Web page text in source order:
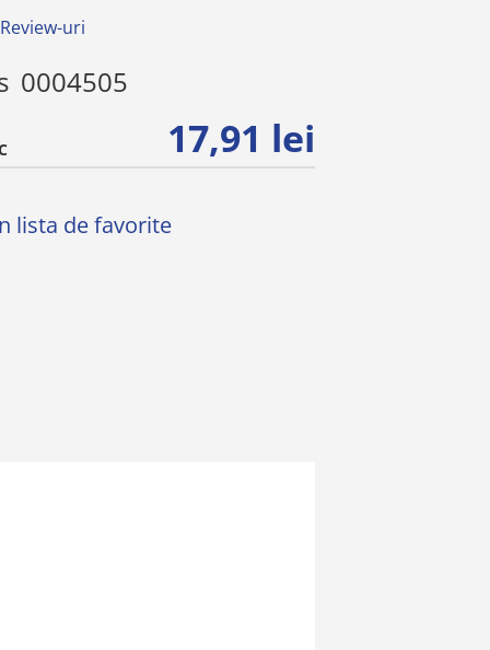
uri
0004505
17,91 lei
lista de favorite